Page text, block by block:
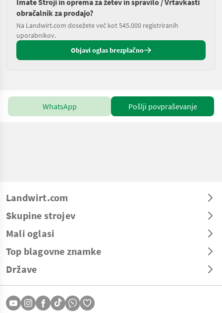
obračalnik za prodajo?
Na Landwirt.com dosežete več kot 545.000 registriranih
uporabnikov.
Objavi oglas brezplačno
WhatsApp Pošlji povpraševanje
Landwirt.com
Skupine strojev
Mali oglasi
Top blagovne znamke
Države